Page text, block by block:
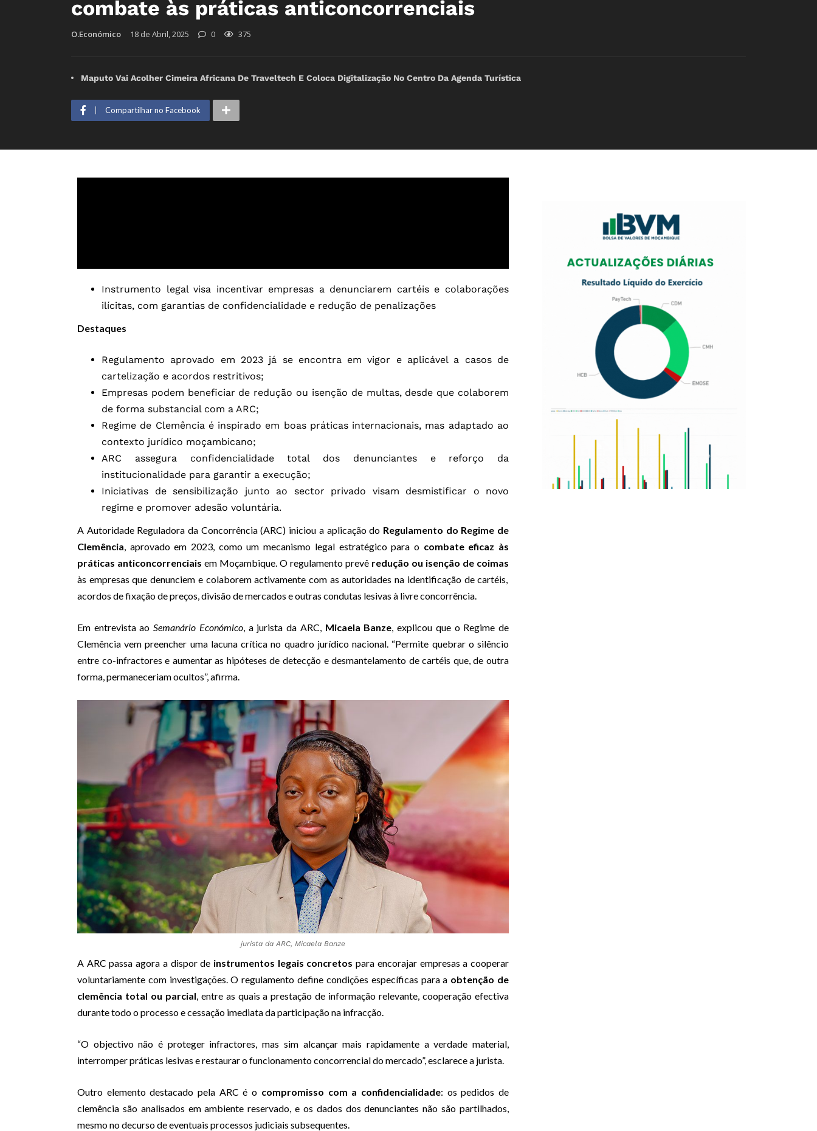
combate às práticas anticoncorrenciais
O.Económico 18 de Abril, 2025 0 375
Maputo Vai Acolher Cimeira Africana De Traveltech E Coloca Digitalização No Centro Da Agenda Turística
Compartilhar no Facebook
Instrumento legal visa incentivar empresas a denunciarem cartéis e colaborações
ilícitas, com garantias de confidencialidade e redução de penalizações
Destaques
Regulamento aprovado em 2023 já se encontra em vigor e aplicável a casos de
cartelização e acordos restritivos;
Empresas podem beneficiar de redução ou isenção de multas, desde que colaborem
de forma substancial com a ARC;
Regime de Clemência é inspirado em boas práticas internacionais, mas adaptado ao
contexto jurídico moçambicano;
ARC assegura confidencialidade total dos denunciantes e reforço da
institucionalidade para garantir a execução;
Iniciativas de sensibilização junto ao sector privado visam desmistificar o novo
regime e promover adesão voluntária.
A Autoridade Reguladora da Concorrência (ARC) iniciou a aplicação do Regulamento do Regime de
Clemência, aprovado em 2023, como um mecanismo legal estratégico para o combate eficaz às
práticas anticoncorrenciais em Moçambique. O regulamento prevê redução ou isenção de coimas
às empresas que denunciem e colaborem activamente com as autoridades na identificação de cartéis,
acordos de fixação de preços, divisão de mercados e outras condutas lesivas à livre concorrência.
Em entrevista aoSemanário Económico, a jurista da ARC, Micaela Banze, explicou que o Regime de
Clemência vem preencher uma lacuna crítica no quadro jurídico nacional. “Permite quebrar o silêncio
entre co-infractores e aumentar as hipóteses de detecção e desmantelamento de cartéis que, de outra
forma, permaneceriam ocultos”, afirma.
jurista da ARC, Micaela Banze
A ARC passa agora a dispor de instrumentos legais concretos para encorajar empresas a cooperar
voluntariamente com investigações. O regulamento define condições específicas para a obtenção de
clemência total ou parcial , entre as quais a prestação de informação relevante, cooperação efectiva
durante todo o processo e cessação imediata da participação na infracção.
“O objectivo não é proteger infractores, mas sim alcançar mais rapidamente a verdade material,
interromper práticas lesivas e restaurar o funcionamento concorrencial do mercado”, esclarece a jurista.
Outro elemento destacado pela ARC é o compromisso com a confidencialidade: os pedidos de
clemência são analisados em ambiente reservado, e os dados dos denunciantes não são partilhados,
mesmo no decurso de eventuais processos judiciais subsequentes.